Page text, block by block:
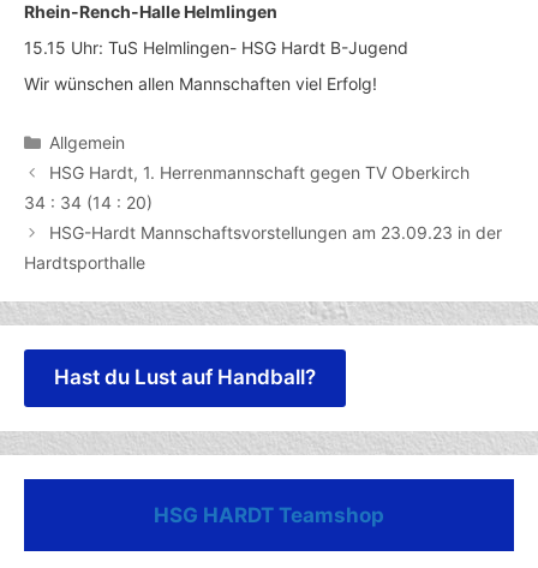
Rhein-Rench-Halle Helmlingen
15.15 Uhr: TuS Helmlingen- HSG Hardt B-Jugend
Wir wünschen allen Mannschaften viel Erfolg!
Kategorien
Allgemein
HSG Hardt, 1. Herrenmannschaft gegen TV Oberkirch
34 : 34 (14 : 20)
HSG-Hardt Mannschaftsvorstellungen am 23.09.23 in der
Hardtsporthalle
Hast du Lust auf Handball?
HSG HARDT Teamshop